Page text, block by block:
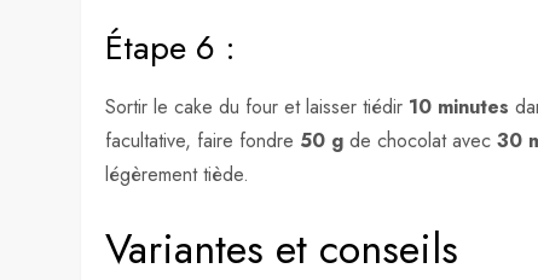
Étape 6 :
Sortir le cake du four et laisser tiédir 10 minutes
facultative, faire fondre 50 g de chocolat avec30
légèrement tiède.
Variantes et conseils